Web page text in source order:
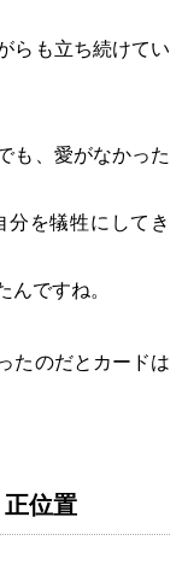
らも立ち続けてい
も、愛がなかった
を犠牲にしてき
んですね。
たのだとカードは
位置